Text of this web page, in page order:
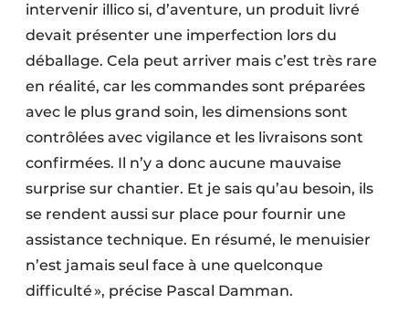
intervenir illico si, d’aventure, un produit livré
devait présenter une imperfection lors du
déballage. Cela peut arriver mais c’est très rare
en réalité, car les commandes sont préparées
avec le plus grand soin, les dimensions sont
contrôlées avec vigilance et les livraisons sont
confirmées. Il n’y a donc aucune mauvaise
surprise sur chantier. Et je sais qu’au besoin, ils
se rendent aussi sur place pour fournir une
assistance technique. En résumé, le menuisier
n’est jamais seul face à une quelconque
difficulté », précise Pascal Damman.